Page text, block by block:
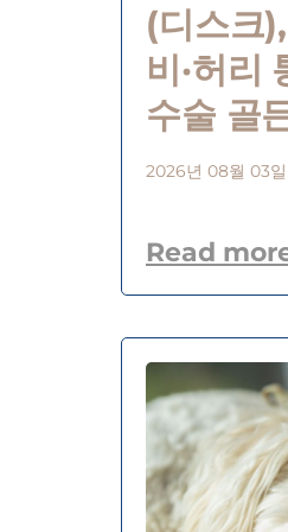
(디스크
비·허리
수술 골
2026년 08월 03일
Read